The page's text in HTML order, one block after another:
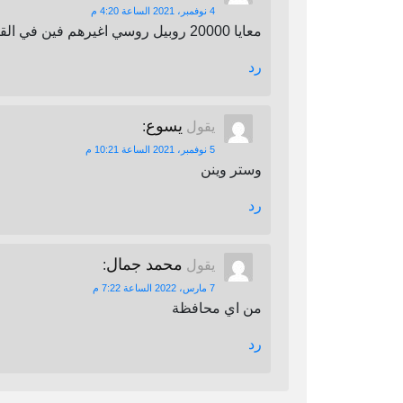
4 نوفمبر، 2021 الساعة 4:20 م
معايا 20000 روبيل روسي اغيرهم فين في القاهرة
رد
يقول يسوع:
5 نوفمبر، 2021 الساعة 10:21 م
وستر وينن
رد
يقول محمد جمال:
7 مارس، 2022 الساعة 7:22 م
من اي محافظة
رد